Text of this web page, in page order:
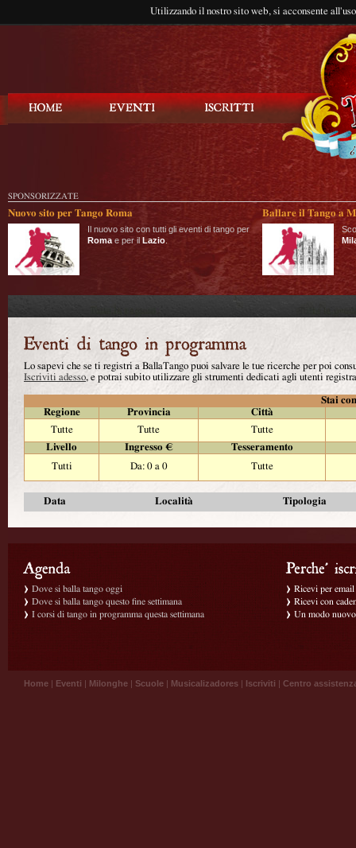
Utilizzando il nostro sito web, si acconsente
SPONSORIZZATE
Nuovo sito per Tango Roma
Il nuovo sito con tutti gli eventi di tango per
Roma e per il Lazio
Ballare il Tango a
Lo sapevi che se ti registri a BallaTango puoi salvare le tue ricerche per poi
Iscriviti adesso, e potrai subito utilizzare gli strumenti dedicati agli utenti
Stai
Regione
Provincia
Città
Tutte
Tutte
Tutte
Livello
Ingresso €
Tesseramento
Tutti
Da: 0 a 0 Tutte
Data Località Tipologia
Dove si balla tango oggi
Dove si balla tango questo fine settimana
I corsi di tango in programma questa settimana
Ricevi per
Ricevi con
Un modo
Home | Eventi | Milonghe | Scuole | Musicalizadores | Iscriviti | Centro